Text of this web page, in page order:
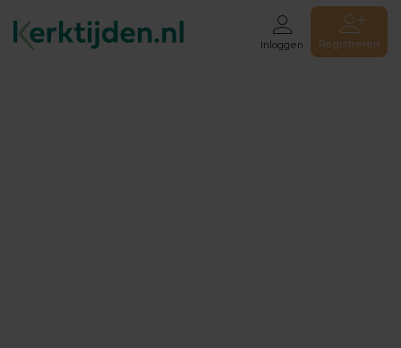
Inloggen Registreren